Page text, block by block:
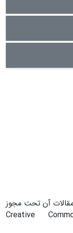
آن تحت مجوز
Creative